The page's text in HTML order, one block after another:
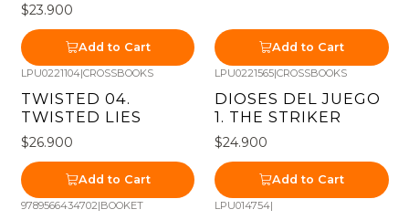
$23.900
Add to Cart Add to Cart
LPU0221104|CROSSBOOKS
TWISTED 04.
TWISTED LIES
$26.900
Add to Cart
LPU0221565|CROSSBOOKS
DIOSES DEL JUEGO
1. THE STRIKER
$24.900
Add to Cart
9789566434702|BOOKET LPU014754|